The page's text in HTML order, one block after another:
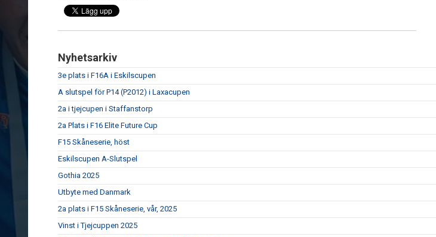
Nyhetsarkiv
3e plats i F16A i Eskilscupen
A slutspel för P14 (P2012) i Laxacupen
2a i tjejcupen i Staffanstorp
2a Plats i F16 Elite Future Cup
F15 Skåneserie, höst
Eskilscupen A-Slutspel
Gothia 2025
Utbyte med Danmark
2a plats i F15 Skåneserie, vår, 2025
Vinst i Tjejcuppen 2025